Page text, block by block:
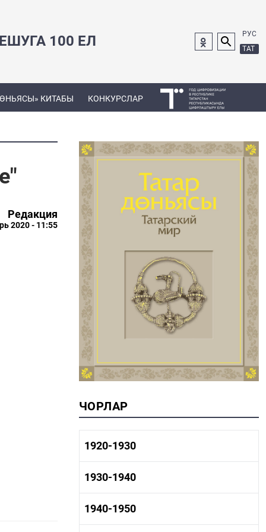
100 ЕЛ
РУС
ТАТ
КИТАБЫ КОНКУРСЛАР
Редакция
2020 - 11:55
ЧОРЛАР
1920-1930
1920-1930 тарих
1920-1930 мәдәният
1930-1940
1930-1940 тарих
1930-1940 мәдәният
1940-1950